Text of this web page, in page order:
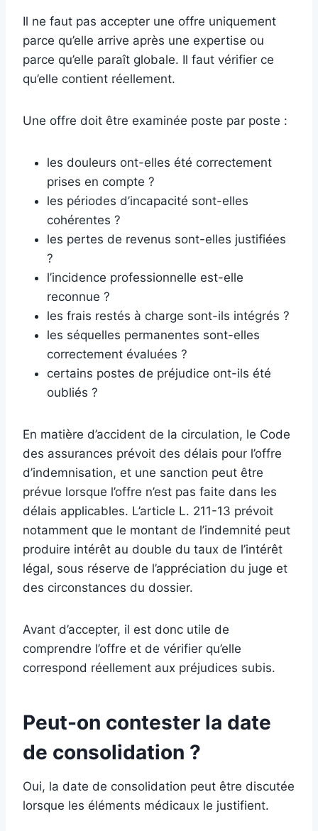
Il ne faut pas accepter une offre uniquement
parce qu’elle arrive après une expertise ou
parce qu’elle paraît globale. Il faut vérifier ce
qu’elle contient réellement.
Une offre doit être examinée poste par poste :
les douleurs ont-elles été correctement
prises en compte ?
les périodes d’incapacité sont-elles
cohérentes ?
les pertes de revenus sont-elles justifiées
?
l’incidence professionnelle est-elle
reconnue ?
les frais restés à charge sont-ils intégrés ?
les séquelles permanentes sont-elles
correctement évaluées ?
certains postes de préjudice ont-ils été
oubliés ?
En matière d’accident de la circulation, le Code
des assurances prévoit des délais pour l’offre
d’indemnisation, et une sanction peut être
prévue lorsque l’offre n’est pas faite dans les
délais applicables. L’article L. 211-13 prévoit
notamment que le montant de l’indemnité peut
produire intérêt au double du taux de l’intérêt
légal, sous réserve de l’appréciation du juge et
des circonstances du dossier.
Avant d’accepter, il est donc utile de
comprendre l’offre et de vérifier qu’elle
correspond réellement aux préjudices subis.
Peut-on contester la date
de consolidation ?
Oui, la date de consolidation peut être discutée
lorsque les éléments médicaux le justifient.